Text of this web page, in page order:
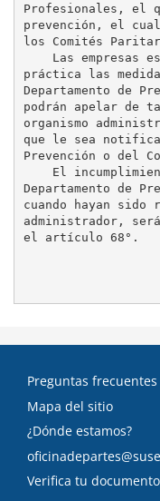
Profesionales, el
prevención, el
los Comités
Las empresas
práctica las
Departamento de
podrán apelar de
organismo
que le sea
Prevención o del
El
Departamento de
cuando hayan
administrador,
el artículo 68°.
Preguntas frecuentes
Mapa del sitio
¿Dónde estamos?
Verifica tu documento